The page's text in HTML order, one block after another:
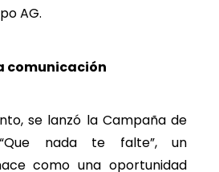
AG.
comunicación
se lanzó la Campaña de
“Que nada te falte”, un
como una oportunidad